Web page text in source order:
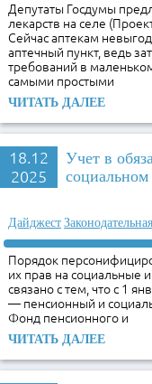
Депутаты Госдумы
лекарств на селе
Сейчас аптекам
аптечный пункт, ведь
требований в
самыми простыми
ЧИТАТЬ ДАЛЕЕ
18.12
2025
Учет в
Дайджест
Порядок
их прав на социальные
связано с тем, что с 1
— пенсионный и
Фонд пенсионного и
ЧИТАТЬ ДАЛЕЕ